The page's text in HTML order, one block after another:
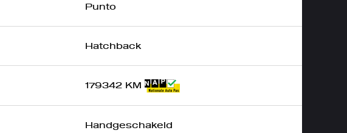
Punto
Hatchback
179342 KM
Handgeschakeld